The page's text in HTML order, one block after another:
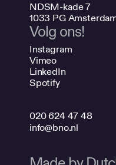
NDSM-kade 7
1033 PG
Volg ons!
Instagram
Vimeo
LinkedIn
Spotify
020 624 47 48
info@bno.nl